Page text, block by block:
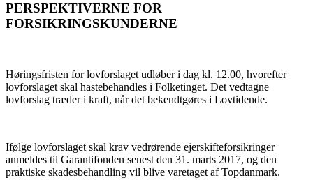
PERSPEKTIVERNE FOR
FORSIKRINGSKUNDERNE
Høringsfristen for lovforslaget udløber i dag kl. 12.00, hvorefter
lovforslaget skal hastebehandles i Folketinget. Det vedtagne
lovforslag træder i kraft, når det bekendtgøres i Lovtidende.
Ifølge lovforslaget skal krav vedrørende ejerskifteforsikringer
anmeldes til Garantifonden senest den 31. marts 2017, og den
praktiske skadesbehandling vil blive varetaget af Topdanmark.